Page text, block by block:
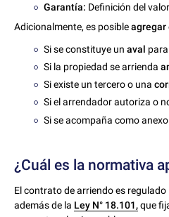
Garantía: Definición del
Adicionalmente, es posibleagregar
Si se constituye unaval
Si la propiedad se arrienda
Si existe un tercero o una
Si el arrendador autoriza o
Si se acompaña como
¿Cuál es la normativa
Elcontrato de arriendo es
además de la Ley N° 18.101,que